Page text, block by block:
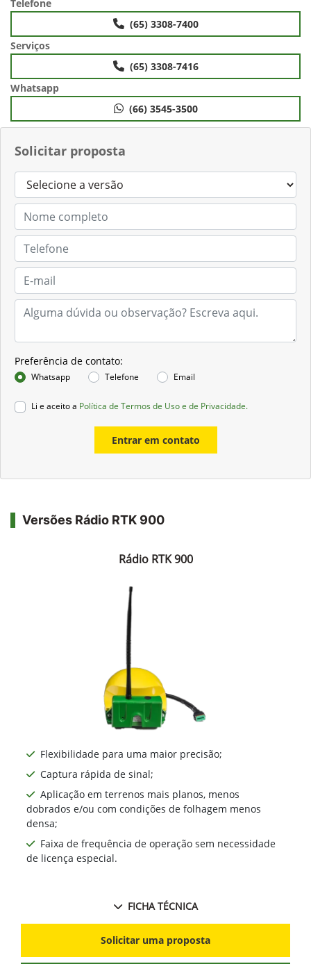
Solicitar proposta
Preferência de contato:
Whatsapp Telefone Email
Li e aceito a Política de Termos de Uso e de Privacidade.
Entrar em contato
Telefone
(65) 3308-7400
Serviços
(65) 3308-7416
Whatsapp
(66) 3545-3500
Versões Rádio RTK 900
Rádio RTK 900
Flexibilidade para uma maior precisão;
Captura rápida de sinal;
Aplicação em terrenos mais planos, menos
dobrados e/ou com condições de folhagem menos
densa;
Faixa de frequência de operação sem necessidade
de licença especial.
FICHA TÉCNICA
Solicitar uma proposta